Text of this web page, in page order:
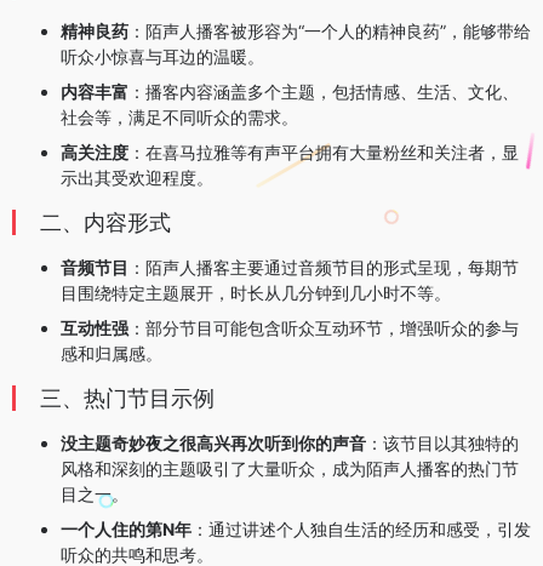
精神良药 ：陌声人播客被形容为“一个人的精神良药”，能够带给
听众小惊喜与耳边的温暖。
内容丰富 ：播客内容涵盖多个主题，包括情感、生活、文化、
社会等，满足不同听众的需求。
高关注度 ：在喜马拉雅等有声平台拥有大量粉丝和关注者，显
示出其受欢迎程度。
二、内容形式
音频节目 ：陌声人播客主要通过音频节目的形式呈现，每期节
目围绕特定主题展开，时长从几分钟到几小时不等。
互动性强 ：部分节目可能包含听众互动环节，增强听众的参与
感和归属感。
三、热门节目示例
没主题奇妙夜之很高兴再次听到你的声音 ：该节目以其独特的
风格和深刻的主题吸引了大量听众，成为陌声人播客的热门节
目之一。
一个人住的第N年 ：通过讲述个人独自生活的经历和感受，引发
听众的共鸣和思考。